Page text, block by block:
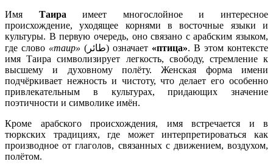
Имя Таираимеет многослойное и интересное
происхождение, уходящее корнями в восточные языки и
культуры. В первую очередь, оно связано с арабским языком,
где слово «таир» (طائر) означает «птица». В этом контексте
имя Таира символизирует легкость, свободу, стремление к
высшему и духовному полёту. Женская форма имени
подчёркивает нежность и чистоту, что делает его особенно
привлекательным в культурах, придающих значение
поэтичности и символике имён.
Кроме арабского происхождения, имя встречается и в
тюркских традициях, где может интерпретироваться как
производное от глаголов, связанных с движением, воздухом,
полётом.